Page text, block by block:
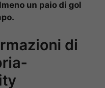
un paio di gol
di